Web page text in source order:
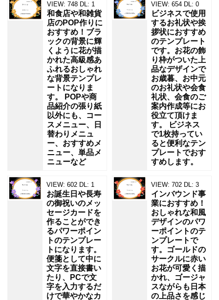
VIEW: 748 DL: 1
和食店や和雑貨
店のPOP作りに
おすすめ！ブラ
ックの背景に輝
くように花が描
かれた高級感あ
ふれるおしゃれ
な背景テンプレ
ートになりま
す。 POPや商
品紹介の張り紙
以外にも、コー
スメニュー、日
替わりメニュ
ー、おすすめメ
ニュー、単品メ
ニューなど
VIEW: 654 DL: 0
ビジネスで使用
するお礼状や挨
拶状におすすめ
のテンプレート
です。お花の飾
り枠がついた上
品なデザインで
お歳暮、お中元
のお礼状や会食
礼状、会食のご
案内作成等にお
役立て頂けま
す。 ビジネス
で1枚持ってい
ると便利なテン
プレートでおす
すめします。
VIEW: 602 DL: 1
お誕生日や長寿
の御祝いのメッ
セージカードを
作ることができ
るパワーポイン
トのテンプレー
トになります。
便箋として中に
文字を直接書い
たり、PCで文
字を入力するだ
けで華やかなカ
VIEW: 702 DL: 3
インバウンド事
業におすすめ！
おしゃれな和風
デザインのパワ
ーポイントのテ
ンプレートで
す。ゴールドの
サークルに赤い
お花が可愛く描
かれ、ゴージャ
スながらも日本
の上品さを感じ